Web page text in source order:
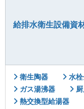
給排水衛生設備資
衛生陶器 水
ガス湯沸器
熱交換型給湯器